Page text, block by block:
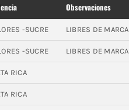
Observaciones
-SUCRE LIBRES DE MARCA
-SUCRE LIBRES DE MARCA
RICA
RICA